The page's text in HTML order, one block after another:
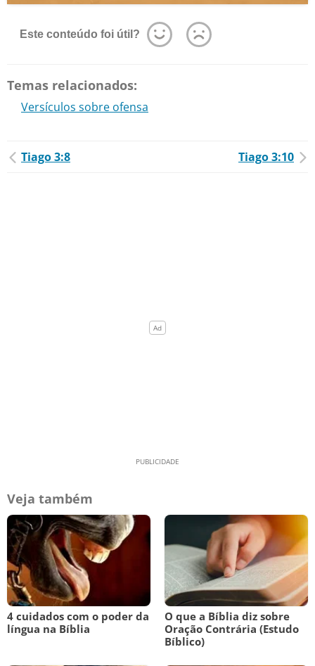
Este conteúdo foi útil?
Temas relacionados:
Versículos sobre ofensa
Tiago 3:8 Tiago 3:10
Veja também
4 cuidados com o poder da
língua na Bíblia
O que a Bíblia diz sobre
Oração Contrária (Estudo
Bíblico)